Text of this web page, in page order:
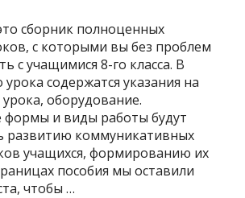
сборник полноценных
с которыми вы без проблем
с учащимися 8-го класса. В
содержатся указания на
оборудование.
формы и виды работы будут
развитию коммуникативных
учащихся, формированию их
пособия мы оставили
чтобы …